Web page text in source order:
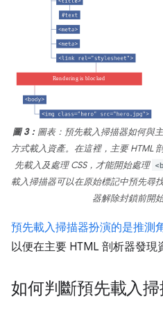
圖 3： 圖表：預先載入掃描器如何與
方式載入資產。在這裡，主要 HTML
先載入及處理 CSS，才能開始處理
載入掃描器可以在原始標記中預先尋
器解除封鎖前開
預先載入掃描器扮演的是推測
以便在主要 HTML 剖析器發現
如何判斷預先載入